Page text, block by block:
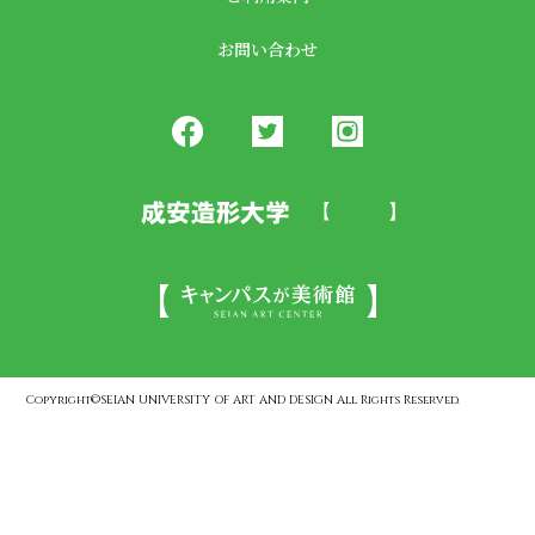
お問い合わせ
Copyright©SEIAN UNIVERSITY OF ART AND DESIGN All Rights Reserved.